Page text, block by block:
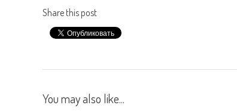
Share this post
You may also like...